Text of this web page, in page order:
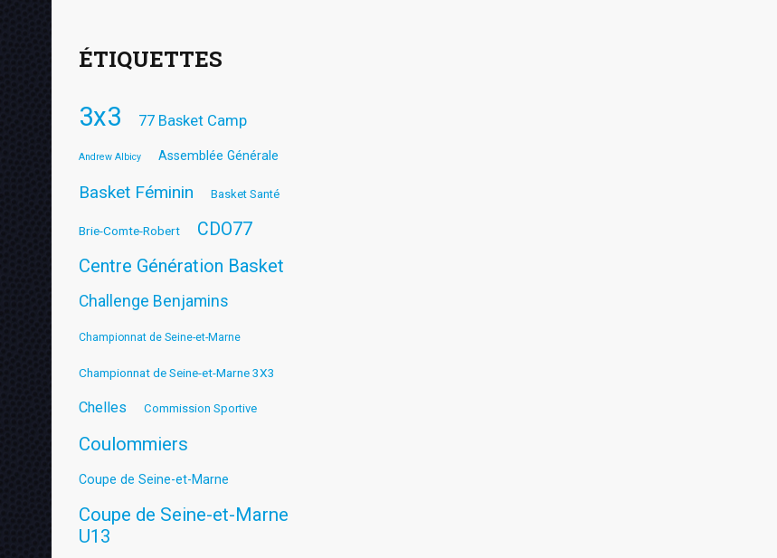
ÉTIQUETTES
3x3 77 Basket Camp
Andrew Albicy Assemblée Générale
Basket Féminin Basket Santé
Brie-Comte-Robert CDO77
Centre Génération Basket
Challenge Benjamins
Championnat de Seine-et-Marne
Championnat de Seine-et-Marne 3X3
Chelles Commission Sportive
Coulommiers
Coupe de Seine-et-Marne
Coupe de Seine-et-Marne
U13